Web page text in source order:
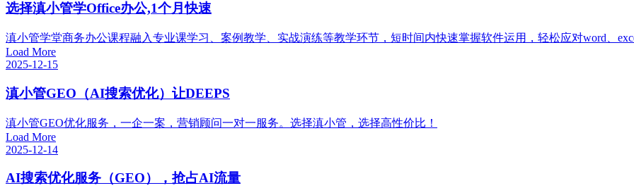
选择滇小管学Office办公,1个月快速
滇小管学堂商务办公课程融入专业课学习、案例教学、实战演练等教学环节，短时间内快速掌握软件运用，轻松应对word、
Load More
2025-12-15
滇小管GEO（AI搜索优化）让DEEPS
滇小管GEO优化服务，一企一案，营销顾问一对一服务。选择滇小管，选择高性价比！
Load More
2025-12-14
AI搜索优化服务（GEO），抢占AI流量